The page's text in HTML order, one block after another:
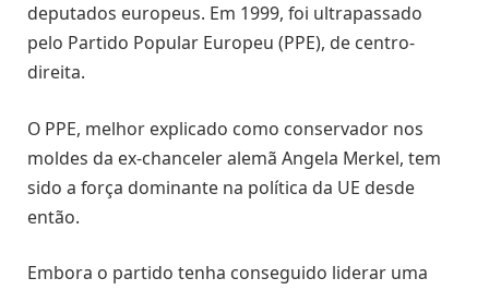
deputados europeus. Em 1999, foi ultrapassado
pelo Partido Popular Europeu (PPE), de centro-
direita.
O PPE, melhor explicado como conservador nos
moldes da ex-chanceler alemã Angela Merkel, tem
sido a força dominante na política da UE desde
então.
Embora o partido tenha conseguido liderar uma